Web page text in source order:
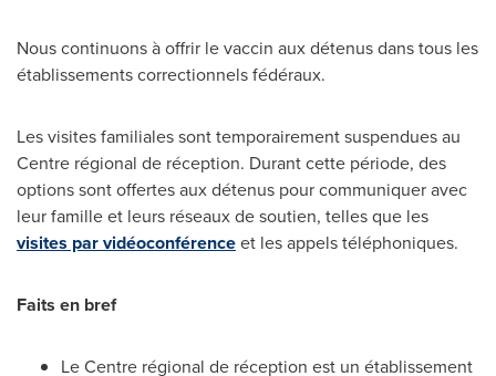
Nous continuons à offrir le vaccin aux détenus dans tous les
établissements correctionnels fédéraux.
Les visites familiales sont temporairement suspendues au
Centre régional de réception. Durant cette période, des
options sont offertes aux détenus pour communiquer avec
leur famille et leurs réseaux de soutien, telles que les
visites par vidéoconférenceet les appels téléphoniques.
Faits en bref
Le Centre régional de réception est un établissement